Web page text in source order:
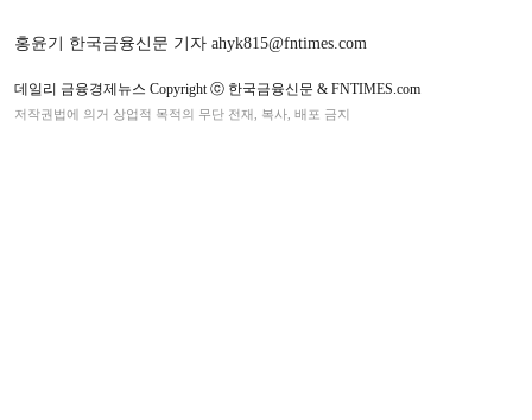
홍윤기 한국금융신문 기자 ahyk815@fntimes.com
데일리 금융경제뉴스 Copyright ⓒ 한국금융신문 & FNTIMES.com
저작권법에 의거 상업적 목적의 무단 전재, 복사, 배포 금지